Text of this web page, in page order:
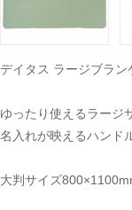
デイタス ラージブラン
ゆったり使えるラージ
名入れが映えるハンド
大判サイズ